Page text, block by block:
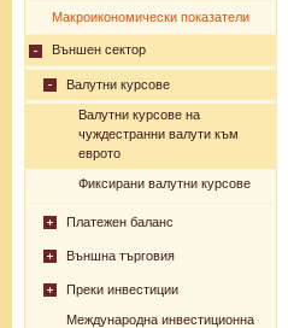
Макроикономически показатели
Външен сектор
Валутни курсове
Валутни курсове на
чуждестранни валути към
еврото
Фиксирани валутни курсове
Платежен баланс
Външна търговия
Преки инвестиции
Международна инвестиционна